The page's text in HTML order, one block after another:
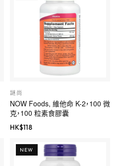
謎尚
NOW Foods, 維他命 K-2，100 微
克，100 粒素食膠囊
HK$118
NEW